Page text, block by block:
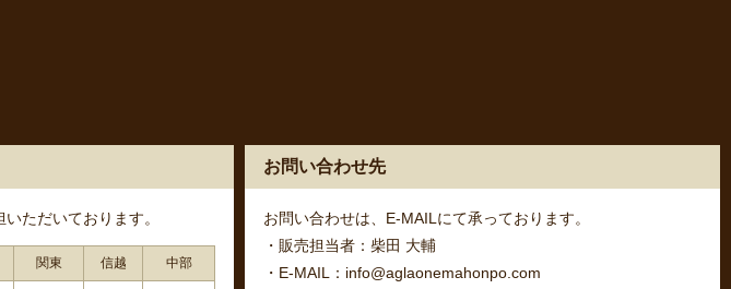
ただいております。
関東 信越 中部
お問い合わせ先
お問い合わせは、E-MAILにて承っております。
・販売担当者：柴田 大輔
・E-MAIL：info@aglaonemahonpo.com